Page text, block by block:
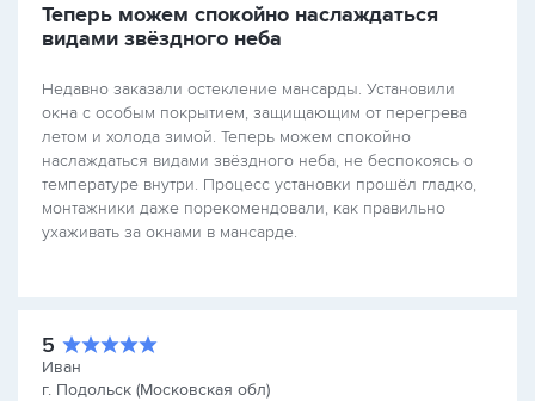
Теперь можем спокойно наслаждаться
видами звёздного неба
Недавно заказали остекление мансарды. Установили
окна с особым покрытием, защищающим от перегрева
летом и холода зимой. Теперь можем спокойно
наслаждаться видами звёздного неба, не беспокоясь о
температуре внутри. Процесс установки прошёл гладко,
монтажники даже порекомендовали, как правильно
ухаживать за окнами в мансарде.
5
Иван
г. Подольск (Московская обл)